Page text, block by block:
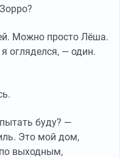
Можно просто Лёша.
огляделся, — один.
буду? —
Это мой дом,
выходным,